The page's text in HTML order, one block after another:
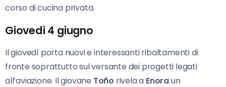
corso di cucina privata.
Giovedì 4 giugno
Il giovedì porta nuovi e interessanti ribaltamenti di
fronte soprattutto sul versante dei progetti legati
all’aviazione. Il giovane Toño rivela a Enoraun